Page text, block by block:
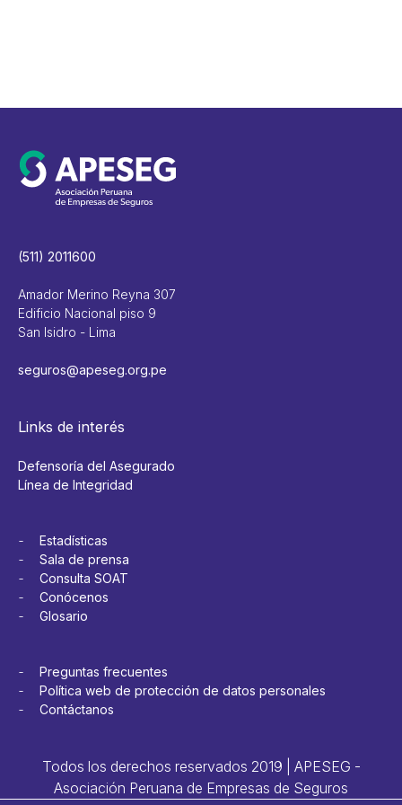
(511) 2011600
Amador Merino Reyna 307
Edificio Nacional piso 9
San Isidro - Lima
seguros@apeseg.org.pe
Links de interés
Defensoría del Asegurado
Línea de Integridad
Estadísticas
Sala de prensa
Consulta SOAT
Conócenos
Glosario
Preguntas frecuentes
Política web de protección de datos personales
Contáctanos
Todos los derechos reservados 2019 | APESEG -
Asociación Peruana de Empresas de Seguros